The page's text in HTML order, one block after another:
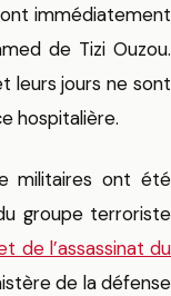
immédiatement
de Tizi Ouzou.
leurs jours ne sont
hospitalière.
militaires ont été
groupe terroriste
de l’assassinat du
de la défense